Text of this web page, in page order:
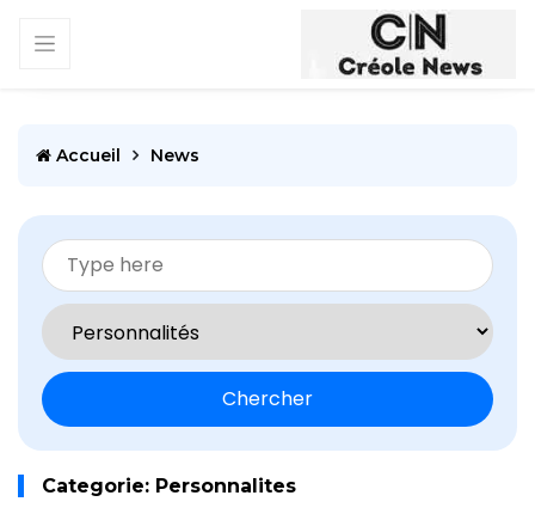
Accueil News
Chercher
Categorie: Personnalites